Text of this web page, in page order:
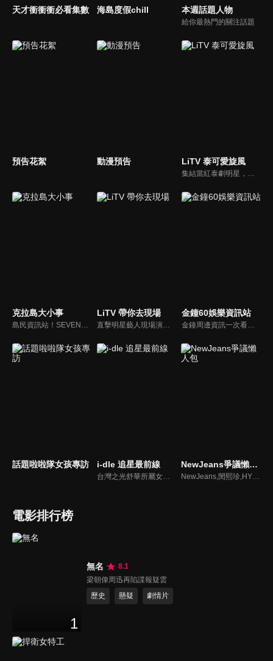
天才衝衝衝必看集數 海島度假chill 本週話題人物
給你最熱門的關注話題
預告花絮 動漫預告 LiTV 泰可愛旋風
集結當紅泰劇明星，獨家揭露他們的幕後小秘密
克拉島大小事
島民資訊站！SEVENTEEN近期資訊報你知
LiTV 帶你去現場
直擊明星藝人現場演出，體驗當下火熱氣氛
金鐘60娛樂資訊站
金鐘周邊資訊一次看，一起預測金鐘得主！
話題啦啦隊女孩專訪 i-dle 追星最前線
台灣之光舒華所屬女團最新消息報你知
NewJeans爭議懶人包
NewJeans,閔熙珍,HYBE爭議懶人包
電影排行榜
1
無名
8.1
梁朝偉周迅再陷諜報疑雲
歷史
懸疑 劇情片